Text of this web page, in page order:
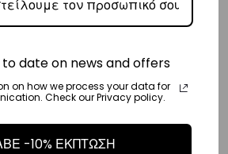
για παραγγελίες σε όλη την
€2.
Κύπρο είναι στα€16.
date on news and offers
on how we process your data for
Check our Privacy policy.
-10% ΕΚΠΤΩΣΗ